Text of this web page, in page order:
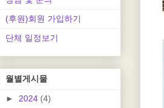
(후원)회원 가입하기
단체 일정보기
월별게시물
► 2024 (4)